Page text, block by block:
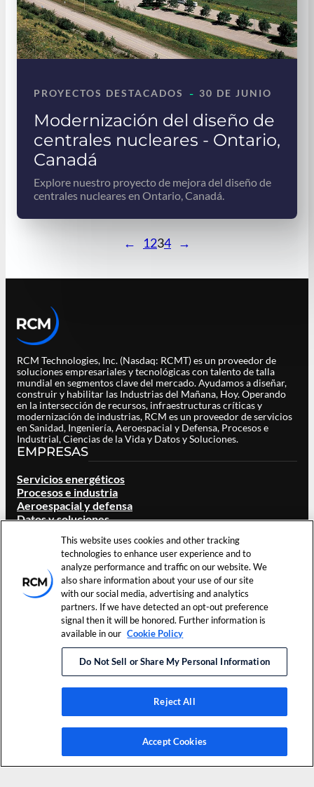
Modernización del diseño de
centrales nucleares - Ontario,
Canadá
PROYECTOS DESTACADOS - 30 DE JUNIO
Explore nuestro proyecto de mejora del diseño de
centrales nucleares en Ontario, Canadá.
← 1234 →
RCM Technologies, Inc. (Nasdaq: RCMT) es un proveedor de
soluciones empresariales y tecnológicas con talento de talla
mundial en segmentos clave del mercado. Ayudamos a diseñar,
construir y habilitar las Industrias del Mañana, Hoy. Operando
en la intersección de recursos, infraestructuras críticas y
modernización de industrias, RCM es un proveedor de servicios
en Sanidad, Ingeniería, Aeroespacial y Defensa, Procesos e
Industrial, Ciencias de la Vida y Datos y Soluciones.
EMPRESAS
Servicios energéticos
Procesos e industria
Aeroespacial y defensa
Datos y soluciones
Servicios sanitarios
ACERCA DE RCM
Visión general
Nuestra marca
Ubicaciones
Carreras
Inversores
Noticias y eventos
Contacta con nosotros
RCM Technologies, Inc.
Todos los derechos reservados.
Condiciones de uso
Política de
privacidad
Preferencias
de cookies
LinkedIn
This website uses cookies and other tracking
technologies to enhance user experience and to
analyze performance and traffic on our website. We
also share information about your use of our site
with our social media, advertising and analytics
partners. If we have detected an opt-out preference
signal then it will be honored. Further information is
available in our Cookie Policy
Do Not Sell or Share My Personal Information
Reject All
Accept Cookies